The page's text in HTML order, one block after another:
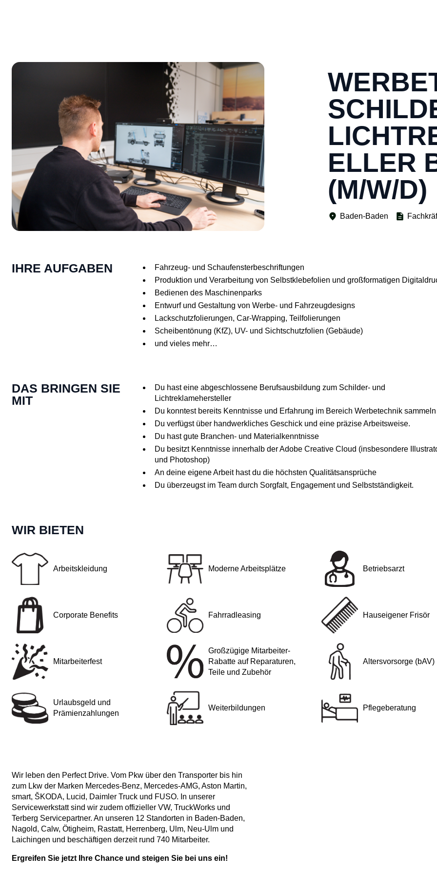
ELLER
(M/W/D)
Baden-Baden
IHRE AUFGABEN
Fahrzeug- und Schaufensterbeschriftungen
Produktion und Verarbeitung von Selbstklebefolien und großformatigen
Bedienen des Maschinenparks
Entwurf und Gestaltung von Werbe- und Fahrzeugdesigns
Lackschutzfolierungen, Car-Wrapping, Teilfolierungen
Scheibentönung (KfZ), UV- und Sichtschutzfolien (Gebäude)
und vieles mehr…
DAS BRINGEN SIE
MIT
Du hast eine abgeschlossene Berufsausbildung zum Schilder- und
Lichtreklamehersteller
Du konntest bereits Kenntnisse und Erfahrung im Bereich Werbetechnik sammeln
Du verfügst über handwerkliches Geschick und eine präzise Arbeitsweise.
Du hast gute Branchen- und Materialkenntnisse
Du besitzt Kenntnisse innerhalb der Adobe Creative Cloud (insbesondere
und Photoshop)
An deine eigene Arbeit hast du die höchsten Qualitätsansprüche
Du überzeugst im Team durch Sorgfalt, Engagement und Selbstständigkeit.
WIR BIETEN
Arbeitskleidung Moderne Arbeitsplätze Betriebsarzt
Corporate Benefits Fahrradleasing Hauseigener Frisör
Mitarbeiterfest
Großzügige Mitarbeiter-
Rabatte auf Reparaturen,
Teile und Zubehör
Altersvorsorge (bAV)
Urlaubsgeld und
Prämienzahlungen
Weiterbildungen Pflegeberatung
Wir leben den Perfect Drive. Vom Pkw über den Transporter bis hin
zum Lkw der Marken Mercedes-Benz, Mercedes-AMG, Aston Martin,
smart, ŠKODA, Lucid, Daimler Truck und FUSO. In unserer
Servicewerkstatt sind wir zudem offizieller VW, TruckWorks und
Terberg Servicepartner. An unseren 12 Standorten in Baden-Baden,
Nagold, Calw, Ötigheim, Rastatt, Herrenberg, Ulm, Neu-Ulm und
Laichingen und beschäftigen derzeit rund 740 Mitarbeiter.
Ergreifen Sie jetzt Ihre Chance und steigen Sie bei uns ein!